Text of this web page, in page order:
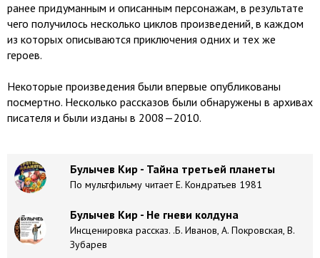
ранее придуманным и описанным персонажам, в результате
чего получилось несколько циклов произведений, в каждом
из которых описываются приключения одних и тех же
героев.
Некоторые произведения были впервые опубликованы
посмертно. Несколько рассказов были обнаружены в архивах
писателя и были изданы в 2008—2010.
Булычев Кир - Тайна третьей планеты
По мультфильму читает Е. Кондратьев 1981
Булычев Кир - Не гневи колдуна
Инсценировка рассказ. .Б. Иванов, А. Покровская, В.
Зубарев